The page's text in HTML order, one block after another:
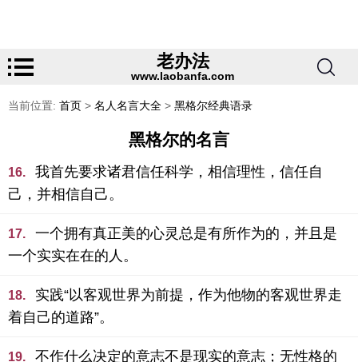
老办法
www.laobanfa.com
当前位置: 首页 > 名人名言大全 > 黑格尔经典语录
黑格尔的名言
16.
我首先要求诸君信任科学，相信理性，信任自
己，并相信自己。
17.
一个拥有真正美的心灵总是有所作为的，并且是
一个实实在在的人。
18.
实践“以客观世界为前提，作为他物的客观世界走
着自己的道路”。
19.
不作什么决定的意志不是现实的意志；无性格的